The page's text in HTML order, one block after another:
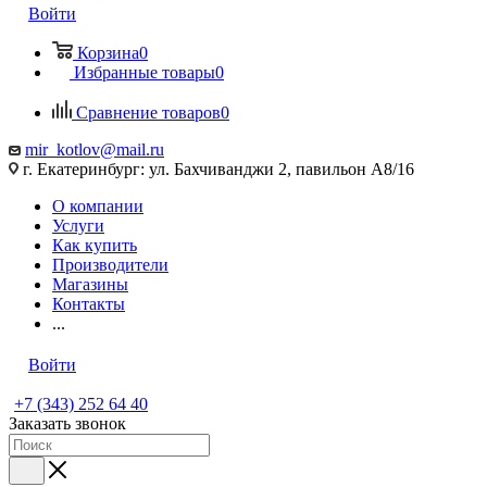
Войти
Корзина0
Избранные товары0
Сравнение товаров0
mir_kotlov@mail.ru
г. Екатеринбург: ул. Бахчиванджи 2, павильон А8/16
О компании
Услуги
Как купить
Производители
Магазины
Контакты
...
Войти
+7 (343) 252 64 40
Заказать звонок